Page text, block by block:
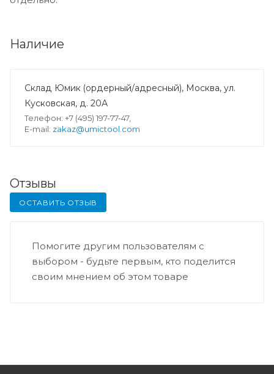
Наличие
Склад Юмик (ордерный/адресный), Москва, ул.
Кусковская, д. 20А
Телефон: +7 (495) 197-77-47,
E-mail: zakaz@umictool.com
Отзывы
ОСТАВИТЬ ОТЗЫВ
Помогите другим пользователям с
выбором - будьте первым, кто поделится
своим мнением об этом товаре